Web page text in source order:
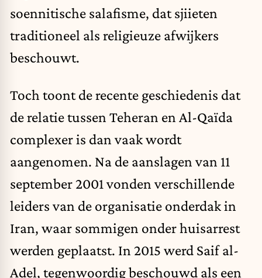
soennitische salafisme, dat sjiieten
traditioneel als religieuze afwijkers
beschouwt.
Toch toont de recente geschiedenis dat
de relatie tussen Teheran en Al-Qaïda
complexer is dan vaak wordt
aangenomen. Na de aanslagen van 11
september 2001 vonden verschillende
leiders van de organisatie onderdak in
Iran, waar sommigen onder huisarrest
werden geplaatst. In 2015 werd Saif al-
Adel, tegenwoordig beschouwd als een